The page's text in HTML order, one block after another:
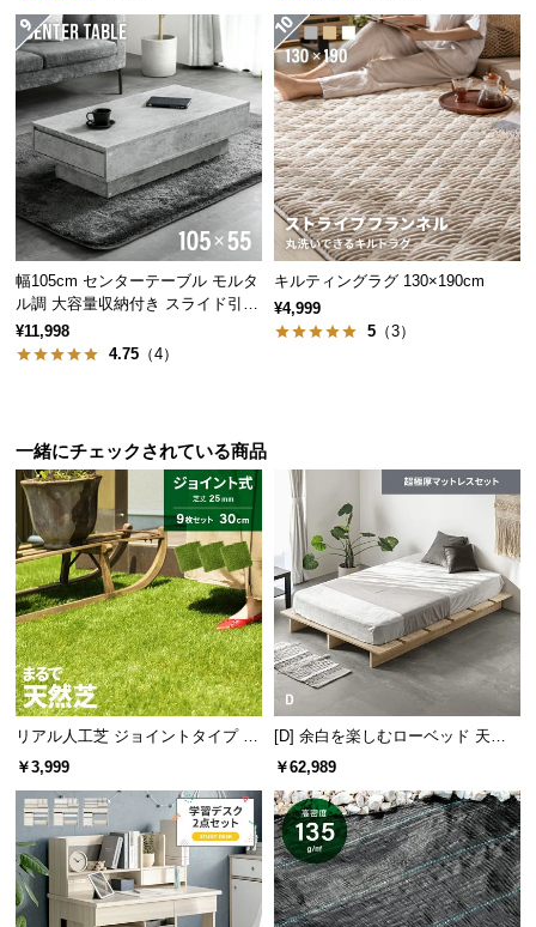
会
員
規
約
に
つ
い
て
お
客
様
お
知
ら
せ
ブ
グ
企
業
情
報
棚枚数 段階数 間隔幅
2枚 11段階 3.2㎝
左右どちらにも入れ替え自由
ラックは組み立て時に左右入れ替え可能。お部屋の
レイアウトや利き手に合わせて自由に変更できま
す。
2つの引き出しでたっぷり収納
A4ファイルがぴったり収納できる引き出しが
類や筆記用具等の小物もたっぷり収納できます。
横幅（内寸） 高さ（内寸） 奥行（内寸）
幅105cm センターテーブル モルタ
ル調 大容量収納付き スライド引き
出し2杯
¥11,998
4.75 （4）
キルティングラグ 130×190cm
¥4,999
5 （3）
一緒にチェックされている商品
リアル人工芝 ジョイントタイプ 30
cm 9枚 芝丈25mm
￥3,999
[D] 余白を楽しむローベッド 天然
木調 ステージベッド 超極厚マット
￥62,989